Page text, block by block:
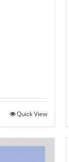
Quick View